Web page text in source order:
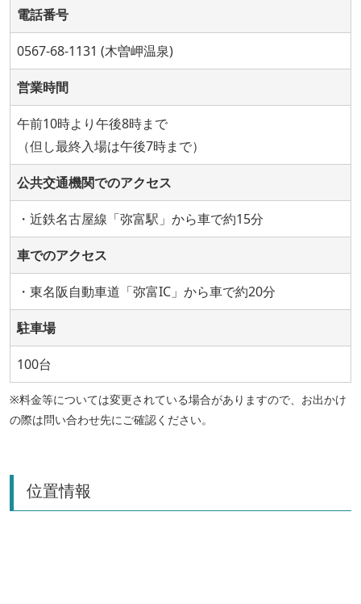
電話番号
0567-68-1131 (木曽岬温泉)
営業時間
午前10時より午後8時まで
（但し最終入場は午後7時まで）
公共交通機関でのアクセス
・近鉄名古屋線「弥富駅」から車で約15分
車でのアクセス
・東名阪自動車道「弥富IC」から車で約20分
駐車場
100台
※料金等については変更されている場合がありますので、お出かけ
の際は問い合わせ先にご確認ください。
位置情報